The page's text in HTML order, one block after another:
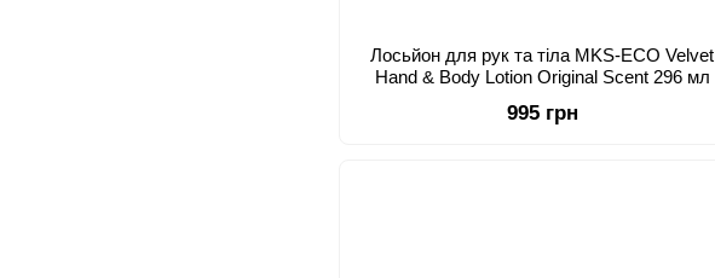
Лосьйон для рук та тіла MKS-ECO Velvet
Hand & Body Lotion Original Scent 296 мл
995 грн